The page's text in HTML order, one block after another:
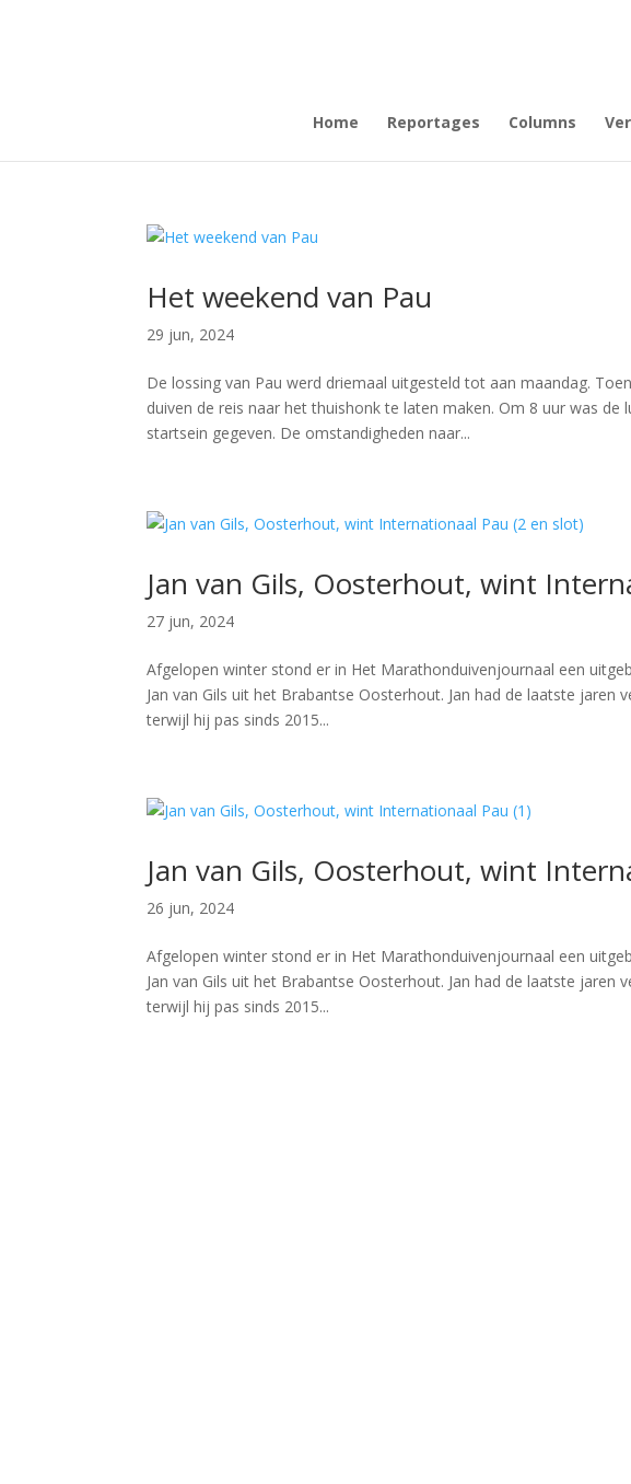
Home Reportages Columns
Het weekend van Pau
29 jun, 2024
De lossing van Pau werd driemaal uitgesteld tot aan maandag.
duiven de reis naar het thuishonk te laten maken. Om 8 uur was
startsein gegeven. De omstandigheden naar...
Jan van Gils, Oosterhout, wint
27 jun, 2024
Afgelopen winter stond er in Het Marathonduivenjournaal een
Jan van Gils uit het Brabantse Oosterhout. Jan had de laatste jaren
terwijl hij pas sinds 2015...
Jan van Gils, Oosterhout, wint
26 jun, 2024
Afgelopen winter stond er in Het Marathonduivenjournaal een
Jan van Gils uit het Brabantse Oosterhout. Jan had de laatste jaren
terwijl hij pas sinds 2015...